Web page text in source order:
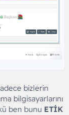
bizlerin
bilgisayarlarını
ben bunu ETİK